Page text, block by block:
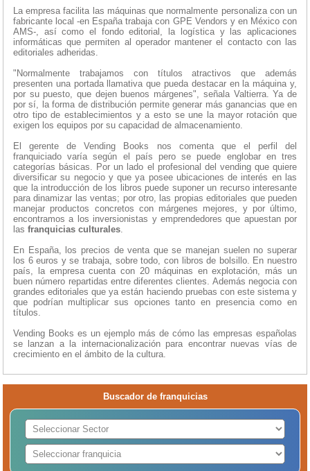
La empresa facilita las máquinas que normalmente personaliza con un
fabricante local -en España trabaja con GPE Vendors y en México con
AMS-, así como el fondo editorial, la logística y las aplicaciones
informáticas que permiten al operador mantener el contacto con las
editoriales adheridas.
"Normalmente trabajamos con títulos atractivos que además
presenten una portada llamativa que pueda destacar en la máquina y,
por su puesto, que dejen buenos márgenes", señala Valtierra. Ya de
por sí, la forma de distribución permite generar más ganancias que en
otro tipo de establecimientos y a esto se une la mayor rotación que
exigen los equipos por su capacidad de almacenamiento.
El gerente de Vending Books nos comenta que el perfil del
franquiciado varía según el país pero se puede englobar en tres
categorías básicas. Por un lado el profesional del vending que quiere
diversificar su negocio y que ya posee ubicaciones de interés en las
que la introducción de los libros puede suponer un recurso interesante
para dinamizar las ventas; por otro, las propias editoriales que pueden
manejar productos concretos con márgenes mejores, y por último,
encontramos a los inversionistas y emprendedores que apuestan por
las franquicias culturales
En España, los precios de venta que se manejan suelen no superar
los 6 euros y se trabaja, sobre todo, con libros de bolsillo. En nuestro
país, la empresa cuenta con 20 máquinas en explotación, más un
buen número repartidas entre diferentes clientes. Además negocia con
grandes editoriales que ya están haciendo pruebas con este sistema y
que podrían multiplicar sus opciones tanto en presencia como en
títulos.
Vending Books es un ejemplo más de cómo las empresas españolas
se lanzan a la internacionalización para encontrar nuevas vías de
crecimiento en el ámbito de la cultura.
Buscador de franquicias